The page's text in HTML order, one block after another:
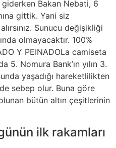
giderken Bakan Nebati, 6
gittik. Yani siz
Sunucu değişikliği
olmayacaktır. 100%
Y PEINADOLa camiseta
5. Nomura Bank’ın yılın 3.
yaşadığı hareketlilikten
sebep olur. Buna göre
bütün altın çeşitlerinin
ilk rakamları